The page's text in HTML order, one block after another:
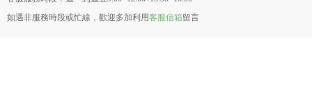
如遇非服務時段或忙線，歡迎多加利用客服信箱留言